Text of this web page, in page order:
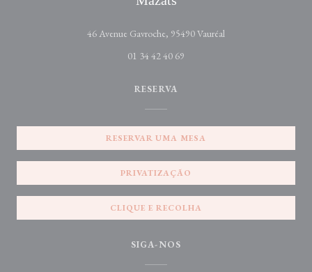
46 Avenue Gavroche, 95490 Vauréal
01 34 42 40 69
RESERVA
RESERVAR UMA MESA
PRIVATIZAÇÃO
CLIQUE E RECOLHA
SIGA-NOS